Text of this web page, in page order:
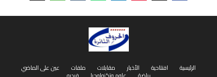
الرئيسية افتتاحية الأخبار مقابلات ملفات عين على الماضي